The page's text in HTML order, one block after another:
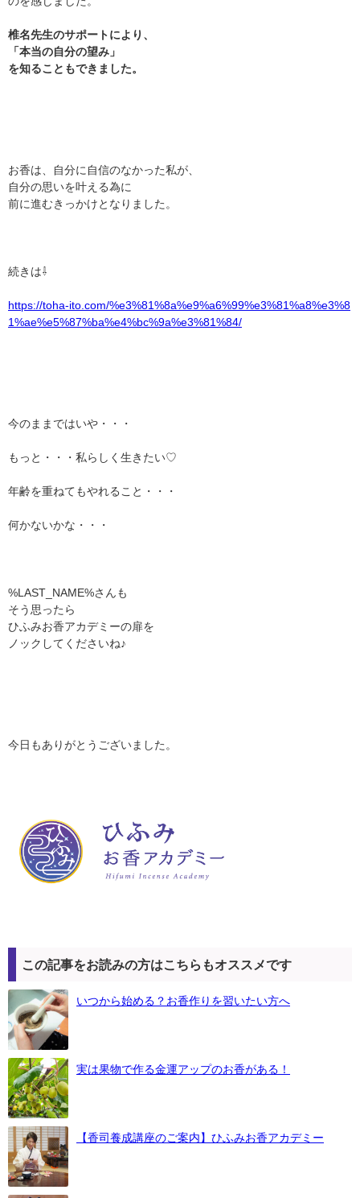
椎名先生のサポートにより、
「本当の自分の望み」
を知ることもできました。
お香は、自分に自信のなかった私が、
自分の思いを叶える為に
前に進むきっかけとなりました。
続きは⇩
https://toha-ito.com/%e3%81%8a%e9%a6%99%e3%81%a8%e3%8
1%ae%e5%87%ba%e4%bc%9a%e3%81%84/
今のままではいや・・・
もっと・・・私らしく生きたい♡
年齢を重ねてもやれること・・・
何かないかな・・・
%LAST_NAME%さんも
そう思ったら
ひふみお香アカデミーの扉を
ノックしてくださいね♪
今日もありがとうございました。
この記事をお読みの方はこちらもオススメです
いつから始める？お香作りを習いたい方へ
実は果物で作る金運アップのお香がある！
【香司養成講座のご案内】ひふみお香アカデミー